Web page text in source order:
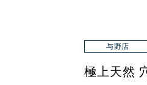
与野店
極上天然